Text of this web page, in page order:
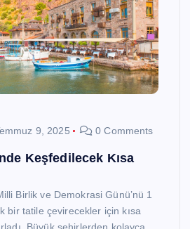
9, 2025 0 Comments
Keşfedilecek Kısa
Birlik ve Demokrasi Günü’nü 1
bir tatile çevirecekler için kısa